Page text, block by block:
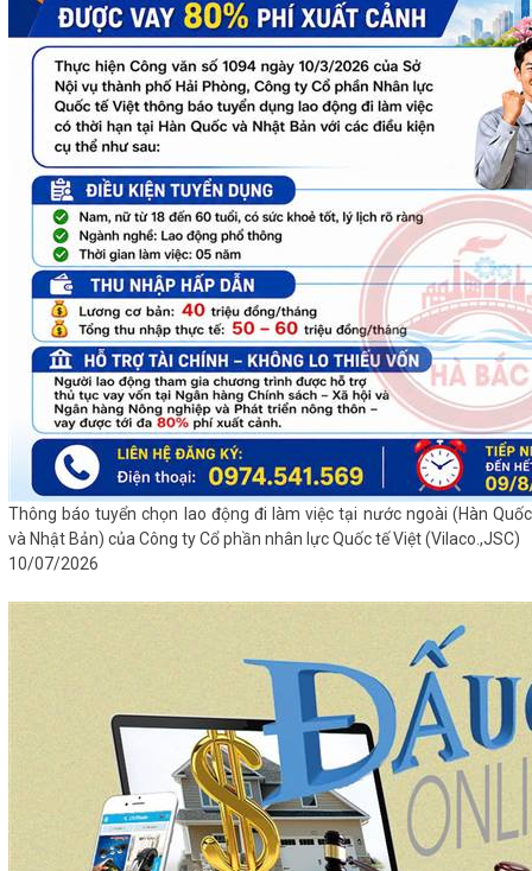
Thông báo tuyển chọn lao động đi làm việc tại nước ngoài (Hàn Quốc
và Nhật Bản) của Công ty Cổ phần nhân lực Quốc tế Việt (Vilaco.,JSC)
10/07/2026